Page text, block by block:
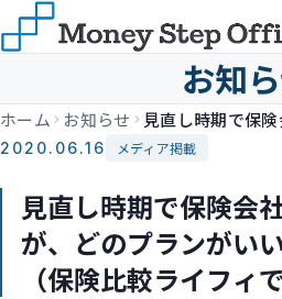
お知
ホーム お知らせ
2020.06.16 メディア掲載
見直し時期で保険会
が、どのプランがい
（保険比較ライフィ